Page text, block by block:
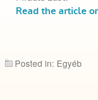
Posted in: Egyéb